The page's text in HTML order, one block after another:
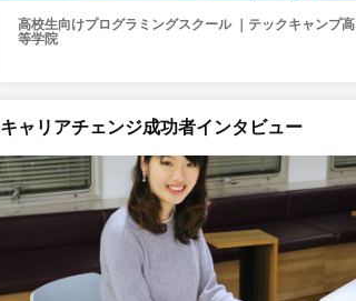
高校生向けプログラミングスクール ｜テックキャンプ高
等学院
キャリアチェンジ成功者インタビュー